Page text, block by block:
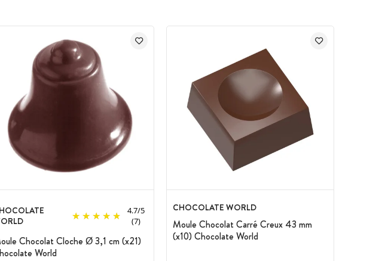
4.7/5
(7)
Chocolat Cloche Ø 3,1 cm (x21)
World
CHOCOLATE WORLD
Moule Chocolat Carré Creux 43 mm
(x10) Chocolate World